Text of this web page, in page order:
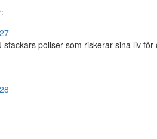
stackars poliser som riskerar sina liv